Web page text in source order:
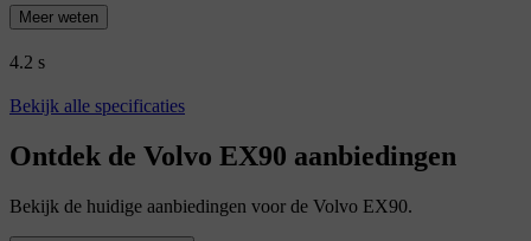
Meer weten
4.2 s
Bekijk alle specificaties
Ontdek de Volvo EX90 aanbiedingen
Bekijk de huidige aanbiedingen voor de Volvo EX90.